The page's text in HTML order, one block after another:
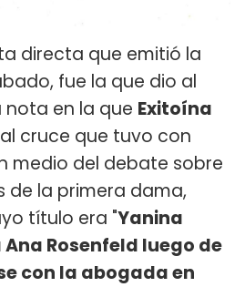
directa que emitió la
fue la que dio al
en la que Exitoína
cruce que tuvo con
medio del debate sobre
de la primera dama,
título era "Yanina
Rosenfeld luego de
con la abogada en